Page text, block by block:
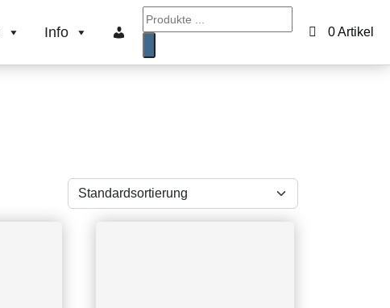
Info
Products search
0 Artikel